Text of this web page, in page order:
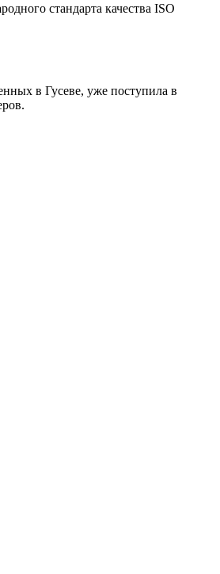
стандарта качества ISO
в Гусеве, уже поступила в